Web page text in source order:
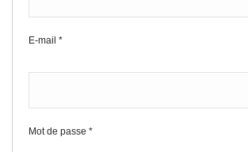
E-mail *
Mot de passe *